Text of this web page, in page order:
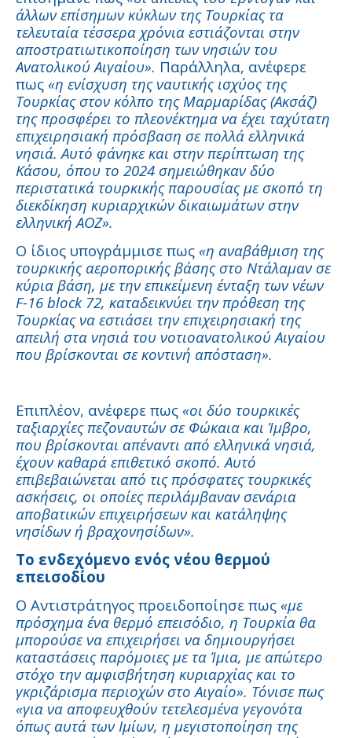
άλλων επίσημων κύκλων της Τουρκίας τα
τελευταία τέσσερα χρόνια εστιάζονται στην
αποστρατιωτικοποίηση των νησιών του
Ανατολικού Αιγαίου». Παράλληλα, ανέφερε
πως «η ενίσχυση της ναυτικής ισχύος της
Τουρκίας στον κόλπο της Μαρμαρίδας (Ακσάζ)
της προσφέρει το πλεονέκτημα να έχει ταχύτατη
επιχειρησιακή πρόσβαση σε πολλά ελληνικά
νησιά. Αυτό φάνηκε και στην περίπτωση της
Κάσου, όπου το 2024 σημειώθηκαν δύο
περιστατικά τουρκικής παρουσίας με σκοπό τη
διεκδίκηση κυριαρχικών δικαιωμάτων στην
ελληνική ΑΟΖ».
Ο ίδιος υπογράμμισε πως «η αναβάθμιση της
τουρκικής αεροπορικής βάσης στο Ντάλαμαν σε
κύρια βάση, με την επικείμενη ένταξη των νέων
F-16 block 72, καταδεικνύει την πρόθεση της
Τουρκίας να εστιάσει την επιχειρησιακή της
απειλή στα νησιά του νοτιοανατολικού Αιγαίου
που βρίσκονται σε κοντινή απόσταση».
Επιπλέον, ανέφερε πως «οι δύο τουρκικές
ταξιαρχίες πεζοναυτών σε Φώκαια και Ίμβρο,
που βρίσκονται απέναντι από ελληνικά νησιά,
έχουν καθαρά επιθετικό σκοπό. Αυτό
επιβεβαιώνεται από τις πρόσφατες τουρκικές
ασκήσεις, οι οποίες περιλάμβαναν σενάρια
αποβατικών επιχειρήσεων και κατάληψης
νησίδων ή βραχονησίδων».
Το ενδεχόμενο ενός νέου θερμού
επεισοδίου
Ο Αντιστράτηγος προειδοποίησε πως «με
πρόσχημα ένα θερμό επεισόδιο, η Τουρκία θα
μπορούσε να επιχειρήσει να δημιουργήσει
καταστάσεις παρόμοιες με τα Ίμια, με απώτερο
στόχο την αμφισβήτηση κυριαρχίας και το
γκριζάρισμα περιοχών στο Αιγαίο». Τόνισε πως
«για να αποφευχθούν τετελεσμένα γεγονότα
όπως αυτά των Ιμίων, η μεγιστοποίηση της